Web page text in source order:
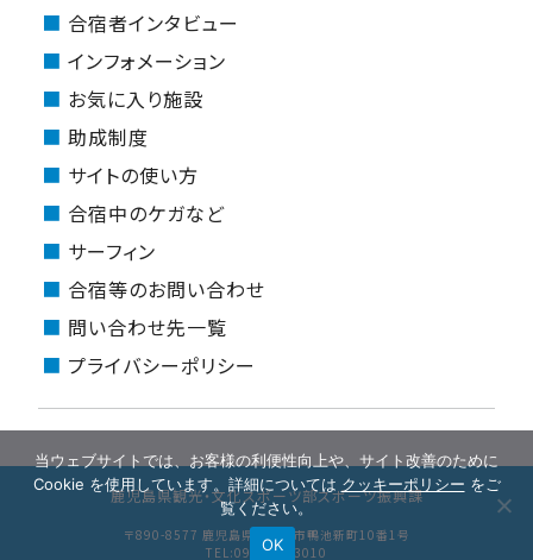
合宿者インタビュー
インフォメーション
お気に入り施設
助成制度
サイトの使い方
合宿中のケガなど
サーフィン
合宿等のお問い合わせ
問い合わせ先一覧
プライバシーポリシー
鹿児島県観光・文化スポーツ部スポーツ振興課
〒890-8577 鹿児島県鹿児島市鴨池新町10番1号
TEL:099-286-3010
当ウェブサイトでは、お客様の利便性向上や、サイト改善のために
Cookie を使用しています。詳細については クッキーポリシー をご
覧ください。
OK